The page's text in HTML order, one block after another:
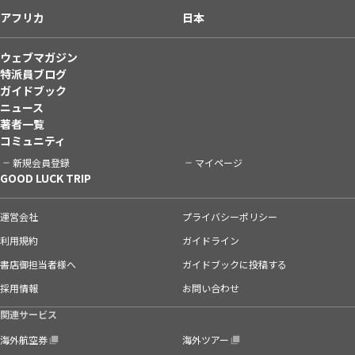
アフリカ
日本
ウェブマガジン
特派員ブログ
ガイドブック
ニュース
著者一覧
コミュニティ
新規会員登録 マイページ
GOOD LUCK TRIP
運営会社
プライバシーポリシー
利用規約
ガイドライン
書店御担当者様へ
ガイドブックに投稿する
採用情報
お問い合わせ
関連サービス
海外航空券
海外ツアー